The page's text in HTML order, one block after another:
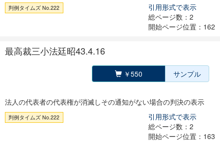
判例タイムズ No.222
引用形式で表示
総ページ数：2
開始ページ位置：162
最高裁三小法廷昭43.4.16
￥550 サンプル
法人の代表者の代表権が消滅しその通知がない場合の判決の表示
判例タイムズ No.222
引用形式で表示
総ページ数：2
開始ページ位置：163